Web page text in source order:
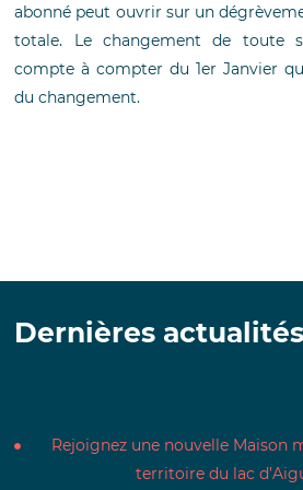
abonné peut ouvrir sur un
totale. Le changement de toute
compte à compter du 1er Janvier
du changement.
Dernières actualités
Rejoignez une nouvelle Maison
territoire du lac